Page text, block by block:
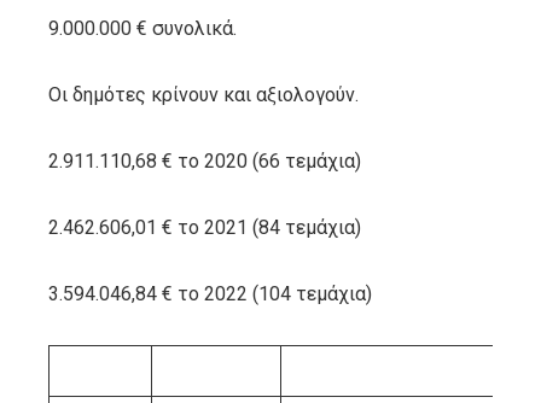
9.000.000 € συνολικά.
Οι δημότες κρίνουν και αξιολογούν.
2.911.110,68 € το 2020 (66 τεμάχια)
2.462.606,01 € το 2021 (84 τεμάχια)
3.594.046,84 € το 2022 (104 τεμάχια)